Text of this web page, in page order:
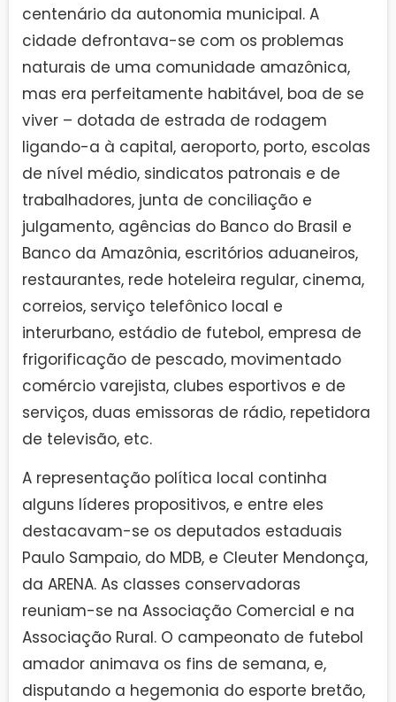
centenário da autonomia municipal. A
cidade defrontava-se com os problemas
naturais de uma comunidade amazônica,
mas era perfeitamente habitável, boa de se
viver – dotada de estrada de rodagem
ligando-a à capital, aeroporto, porto, escolas
de nível médio, sindicatos patronais e de
trabalhadores, junta de conciliação e
julgamento, agências do Banco do Brasil e
Banco da Amazônia, escritórios aduaneiros,
restaurantes, rede hoteleira regular, cinema,
correios, serviço telefônico local e
interurbano, estádio de futebol, empresa de
frigorificação de pescado, movimentado
comércio varejista, clubes esportivos e de
serviços, duas emissoras de rádio, repetidora
de televisão, etc.
A representação política local continha
alguns líderes propositivos, e entre eles
destacavam-se os deputados estaduais
Paulo Sampaio, do MDB, e Cleuter Mendonça,
da ARENA. As classes conservadoras
reuniam-se na Associação Comercial e na
Associação Rural. O campeonato de futebol
amador animava os fins de semana, e,
disputando a hegemonia do esporte bretão,